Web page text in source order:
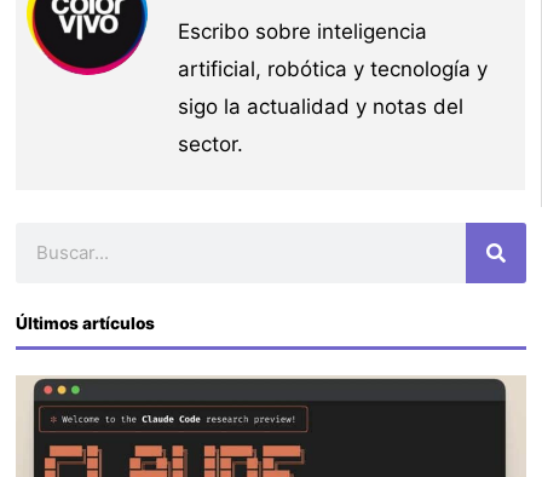
Escribo sobre inteligencia
artificial, robótica y tecnología y
sigo la actualidad y notas del
sector.
Últimos artículos